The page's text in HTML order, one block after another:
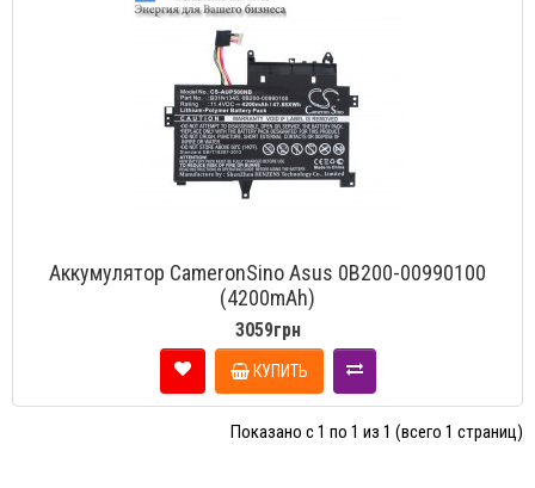
Аккумулятор CameronSino Asus 0B200-00990100
(4200mAh)
3059грн
КУПИТЬ
Показано с 1 по 1 из 1 (всего 1 страниц)